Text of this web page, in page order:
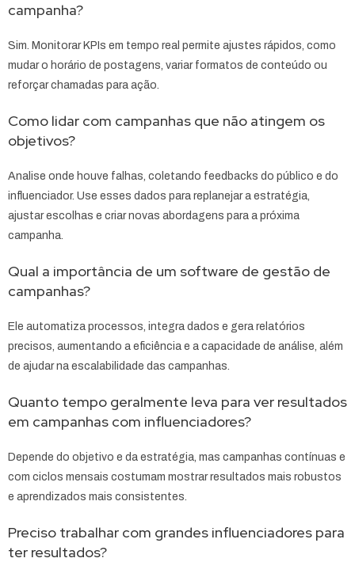
campanha?
Sim. Monitorar KPIs em tempo real permite ajustes rápidos, como
mudar o horário de postagens, variar formatos de conteúdo ou
reforçar chamadas para ação.
Como lidar com campanhas que não atingem os
objetivos?
Analise onde houve falhas, coletando feedbacks do público e do
influenciador. Use esses dados para replanejar a estratégia,
ajustar escolhas e criar novas abordagens para a próxima
campanha.
Qual a importância de um software de gestão de
campanhas?
Ele automatiza processos, integra dados e gera relatórios
precisos, aumentando a eficiência e a capacidade de análise, além
de ajudar na escalabilidade das campanhas.
Quanto tempo geralmente leva para ver resultados
em campanhas com influenciadores?
Depende do objetivo e da estratégia, mas campanhas contínuas e
com ciclos mensais costumam mostrar resultados mais robustos
e aprendizados mais consistentes.
Preciso trabalhar com grandes influenciadores para
ter resultados?